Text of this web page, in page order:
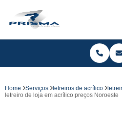
Home Serviços letreiros de acrílico
letreiro de loja em acrílico preços Noroeste